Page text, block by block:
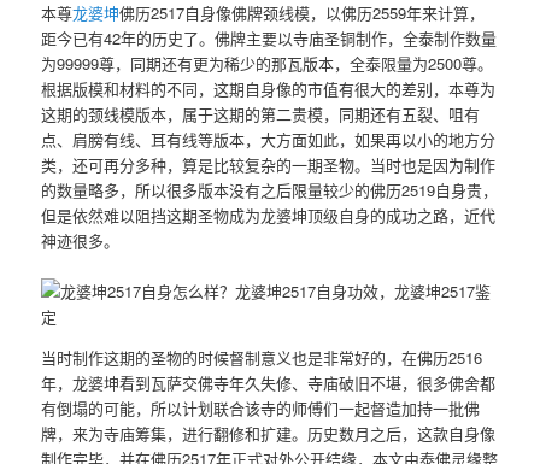
本尊龙婆坤佛历2517自身像佛牌颈线模，以佛历2559年来计算，
距今已有42年的历史了。佛牌主要以寺庙圣铜制作，全泰制作数量
为99999尊，同期还有更为稀少的那瓦版本，全泰限量为2500尊。
根据版模和材料的不同，这期自身像的市值有很大的差别，本尊为
这期的颈线模版本，属于这期的第二贵模，同期还有五裂、咀有
点、肩膀有线、耳有线等版本，大方面如此，如果再以小的地方分
类，还可再分多种，算是比较复杂的一期圣物。当时也是因为制作
的数量略多，所以很多版本没有之后限量较少的佛历2519自身贵，
但是依然难以阻挡这期圣物成为龙婆坤顶级自身的成功之路，近代
神迹很多。
当时制作这期的圣物的时候督制意义也是非常好的，在佛历2516
年，龙婆坤看到瓦萨交佛寺年久失修、寺庙破旧不堪，很多佛舍都
有倒塌的可能，所以计划联合该寺的师傅们一起督造加持一批佛
牌，来为寺庙筹集，进行翻修和扩建。历史数月之后，这款自身像
制作完毕，并在佛历2517年正式对外公开结缘，本文由泰佛灵缘整